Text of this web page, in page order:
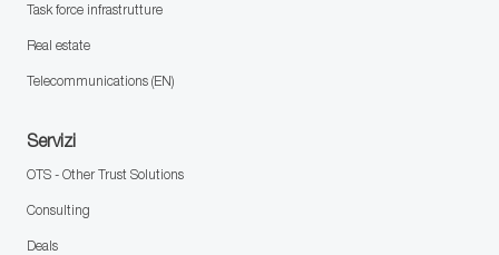
Task force infrastrutture
Real estate
Telecommunications (EN)
Servizi
OTS - Other Trust Solutions
Consulting
Deals